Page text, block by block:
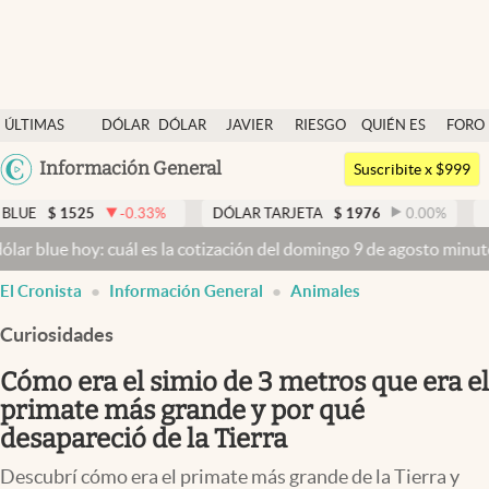
ÚLTIMAS
NOTICIAS
DÓLAR
DÓLAR
JAVIER
RIESGO
QUIÉN ES
QUIÉN
FORO
Argentina
México
Información General
Dólar
Members
Economía y Política
Finanzas y Mercados
Mercados Online
Negocios
Columnistas
Otras secciones
Apertura
Suscribite x $999
-0.33% DÓLAR TARJETA $ 1976 0.00% DÓLAR MEP
cuál es la cotización del domingo 9 de agosto minuto a minuto
El Cronista Información General Animales
Curiosidades
Cómo era el simio de 3 metros que era el
primate más grande y por qué
desapareció de la Tierra
Descubrí cómo era el primate más grande de la Tierra y